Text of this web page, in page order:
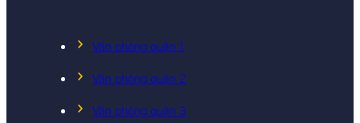
Văn phòng quận 1
Văn phòng quận 2
Văn phòng quận 3